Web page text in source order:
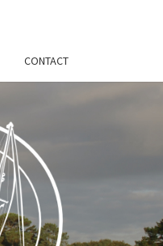
CONTACT